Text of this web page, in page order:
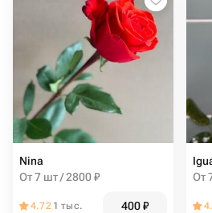
Nina
От 7 шт / 2800 ₽
4.72 1 тыс. 400₽
От